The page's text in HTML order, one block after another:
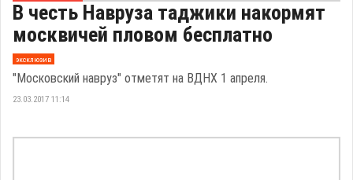
В честь Навруза таджики накормят
москвичей пловом бесплатно
эксклюзив
"Московский навруз" отметят на ВДНХ 1 апреля.
23.03.2017 11:14